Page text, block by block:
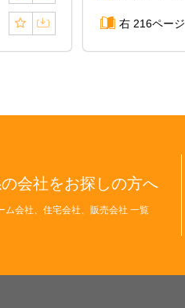
右 216ページ
会社をお探しの方へ
ム会社、住宅会社、販売会社 一覧